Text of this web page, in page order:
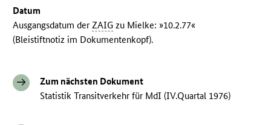
Datum
Ausgangsdatum derZAIG zu Mielke: »10.2.77«
(Bleistiftnotiz im Dokumentenkopf).
Zum nächsten Dokument
Statistik Transitverkehr für MdI (IV.Quartal 1976)